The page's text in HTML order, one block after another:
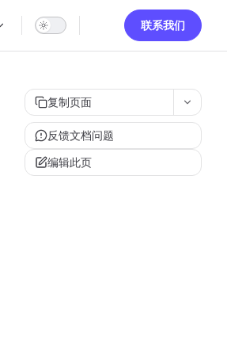
联系我们
复制页面
反馈文档问题
编辑此页